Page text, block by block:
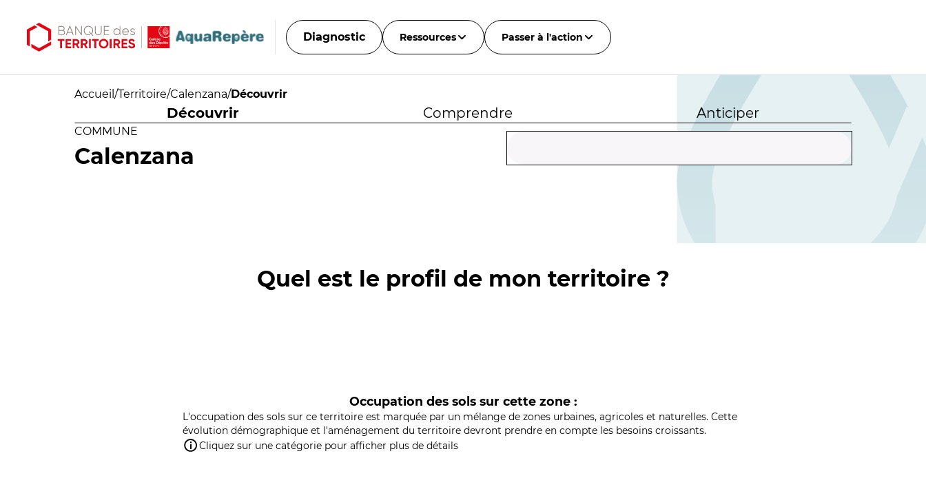
Diagnostic Ressources Passer à l'action
Accueil /Territoire/Calenzana/Découvrir
Découvrir Comprendre Anticiper
COMMUNE
Calenzana
Quel est le profil de mon territoire ?
Occupation des sols sur cette zone :
L'occupation des sols sur ce territoire est marquée par un mélange de zones urbaines, agricoles et naturelles. Cette
évolution démographique et l'aménagement du territoire devront prendre en compte les besoins croissants.
Cliquez sur une catégorie pour afficher plus de détails